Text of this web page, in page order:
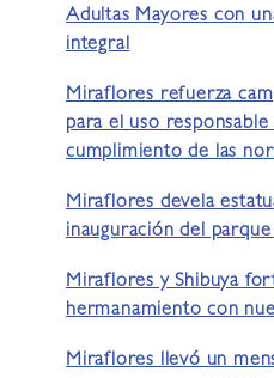
Adultas Mayores con
integral
Miraflores refuerza
para el uso
cumplimiento de las
Miraflores devela
inauguración del parque
Miraflores y Shibuya
hermanamiento con
Miraflores llevó un